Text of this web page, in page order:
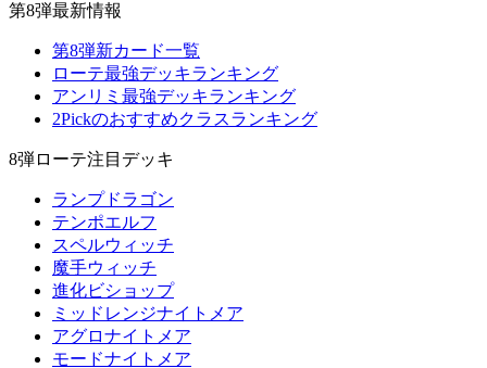
第8弾最新情報
第8弾新カード一覧
ローテ最強デッキランキング
アンリミ最強デッキランキング
2Pickのおすすめクラスランキング
8弾ローテ注目デッキ
ランプドラゴン
テンポエルフ
スペルウィッチ
魔手ウィッチ
進化ビショップ
ミッドレンジナイトメア
アグロナイトメア
モードナイトメア